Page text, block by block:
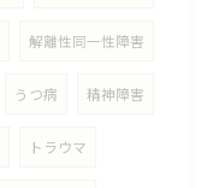
解離性同一性障害
うつ病 精神障害
トラウマ